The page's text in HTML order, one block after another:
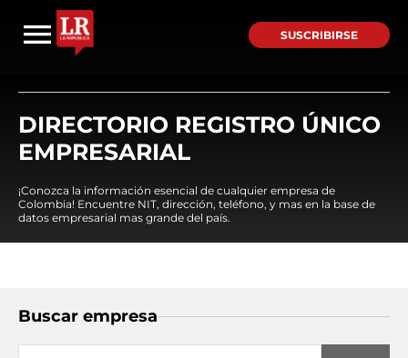
SUSCRIBIRSE
DIRECTORIO REGISTRO ÚNICO
EMPRESARIAL
¡Conozca la información esencial de cualquier empresa de
Colombia! Encuentre NIT, dirección, teléfono, y mas en la base de
datos empresarial mas grande del país.
Buscar empresa